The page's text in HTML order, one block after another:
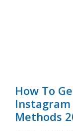
How To
Instagram
Methods